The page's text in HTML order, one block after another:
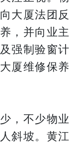
大厦法团反
，并向业主
强制验窗计
厦维修保养
，不少物业
斜坡。黄江